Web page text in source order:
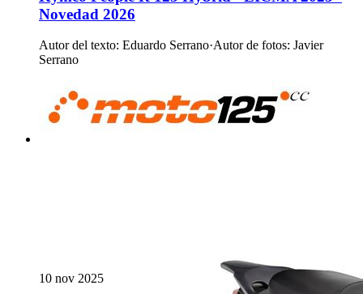
Novedad 2026
Autor del texto: Eduardo Serrano·Autor de fotos: Javier
Serrano
10 nov 2025